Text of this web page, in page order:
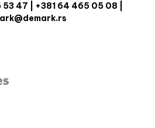
53 47 | +381 64 465 05 08 |